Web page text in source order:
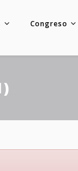
Congreso